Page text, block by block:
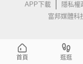
APP下載 隱私權
富邦媒體科
首頁 逛逛